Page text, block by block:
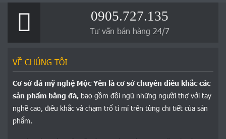
0905.727.135
Tư vấn bán hàng 24/7
VỀ CHÚNG TÔI
Cơ sở đá mỹ nghệ Mộc Yên là cơ sở chuyên điêu khắc các
sản phẩm bằng đá, bao gồm đội ngũ những người thợ với tay
nghề cao, điêu khắc và chạm trổ tỉ mỉ trên từng chi tiết của sản
phẩm.